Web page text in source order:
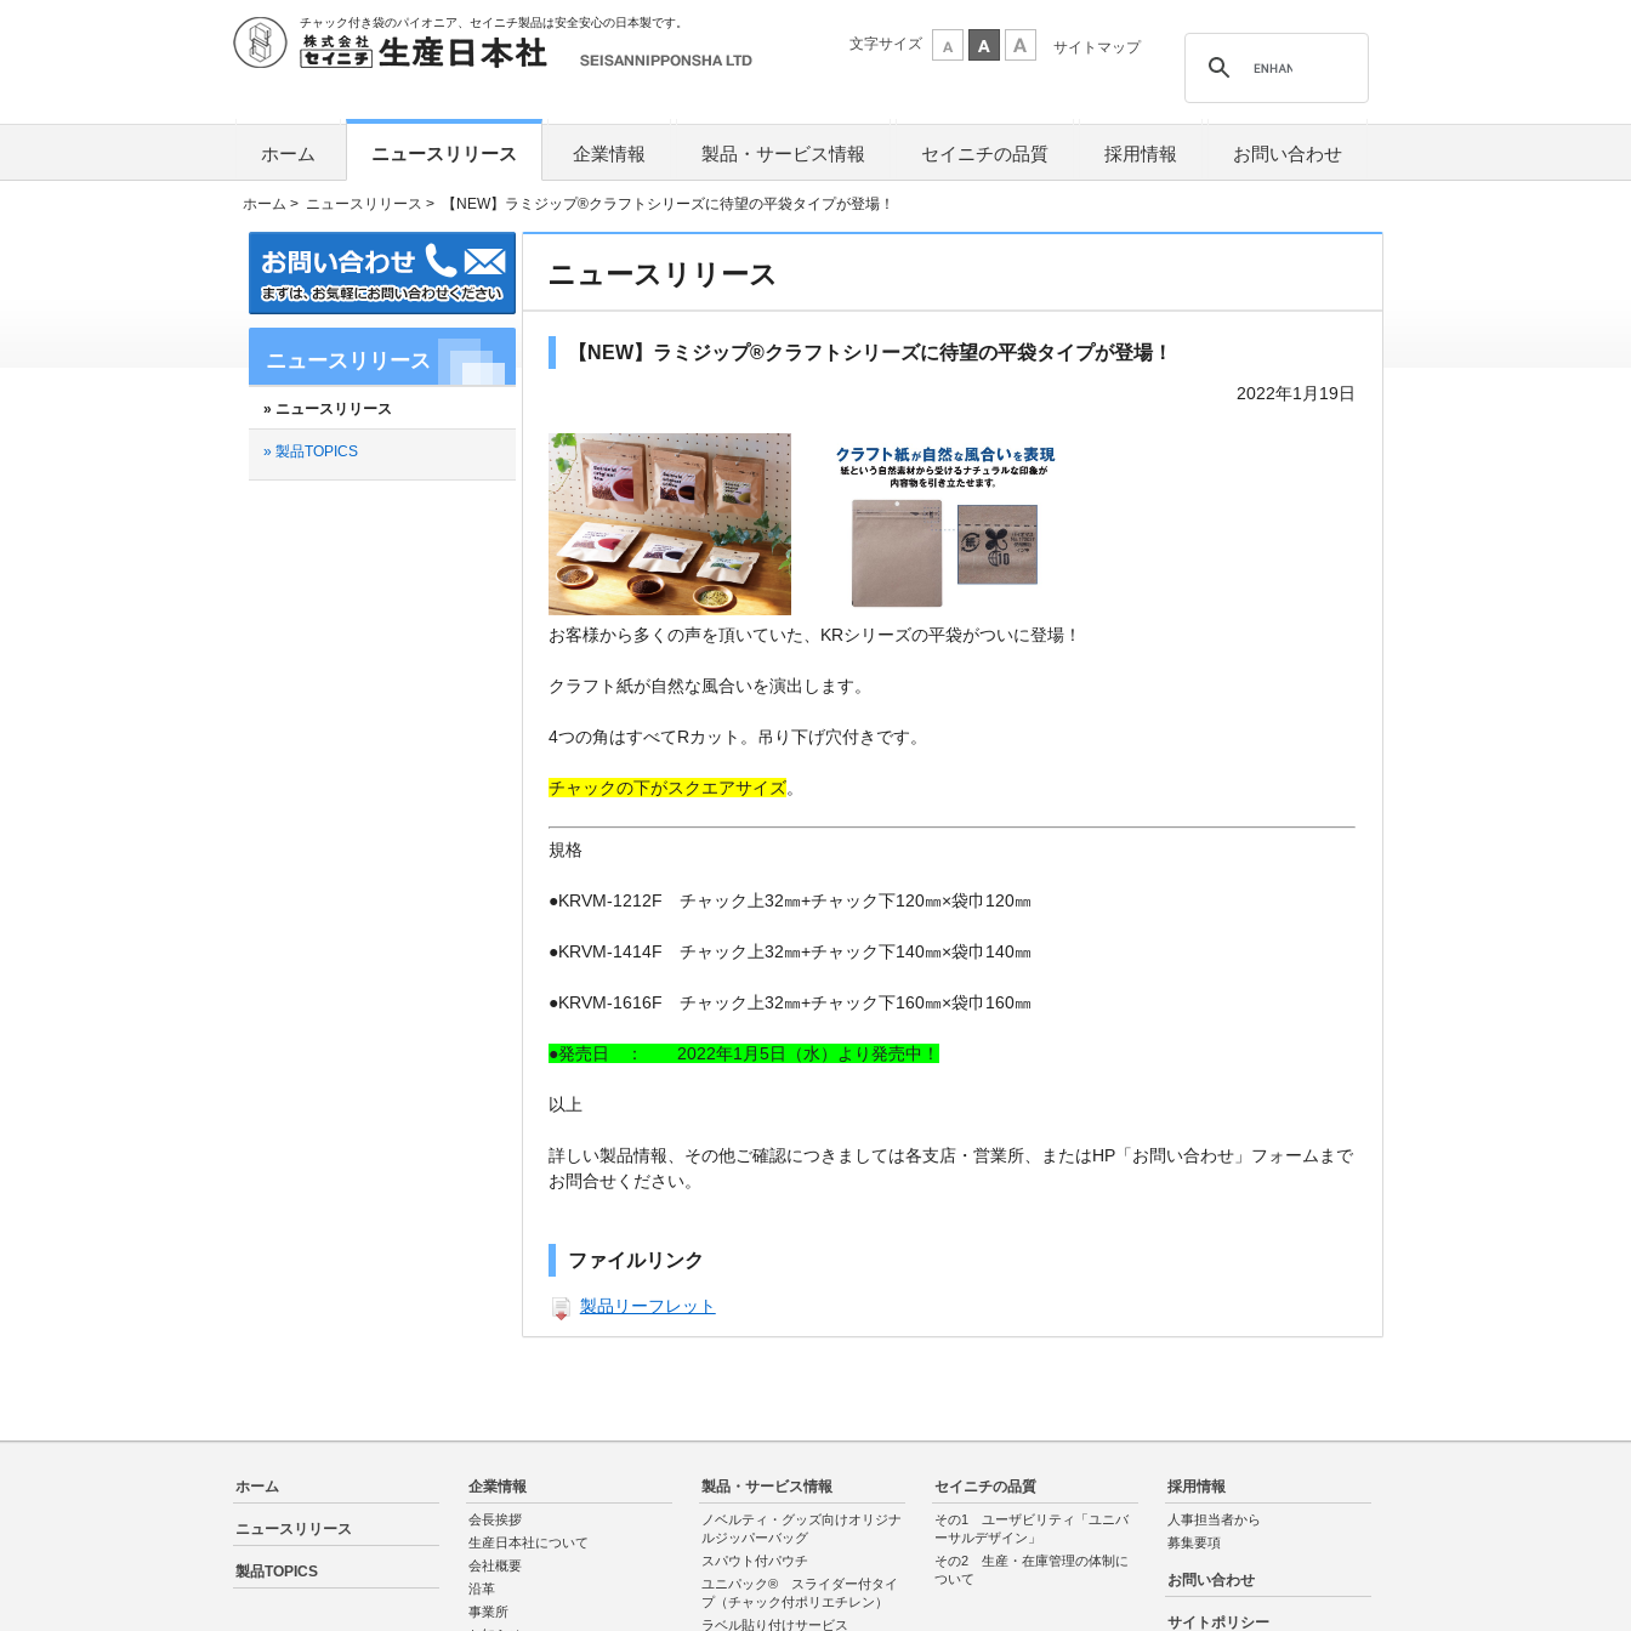
チャック付き袋のパイオニア、セイニチ製品は安全安心の日本製です。
文字サイズ サイトマップ
ホーム ニュースリリース 企業情報 製品・サービス情報 セイニチの品質 採用情報 お問い合わせ
ホーム > ニュースリリース > 【NEW】ラミジップ®クラフトシリーズに待望の平袋タイプが登場！
ニュースリリース
» ニュースリリース
» 製品TOPICS
ニュースリリース
【NEW】ラミジップ®クラフトシリーズに待望の平袋タイプが登場！
2022年1月19日
お客様から多くの声を頂いていた、KRシリーズの平袋がついに登場！
クラフト紙が自然な風合いを演出します。
4つの角はすべてRカット。吊り下げ穴付きです。
チャックの下がスクエアサイズ。
規格
●KRVM-1212F チャック上32㎜+チャック下120㎜×袋巾120㎜
●KRVM-1414F チャック上32㎜+チャック下140㎜×袋巾140㎜
●KRVM-1616F チャック上32㎜+チャック下160㎜×袋巾160㎜
●発売日 ： 2022年1月5日（水）より発売中！
以上
詳しい製品情報、その他ご確認につきましては各支店・営業所、またはHP「お問い合わせ」フォームまで
お問合せください。
ファイルリンク
製品リーフレット
ホーム
ニュースリリース
製品TOPICS
企業情報
会長挨拶
生産日本社について
会社概要
沿革
事業所
製品・サービス情報
ノベルティ・グッズ向けオリジナ
ルジッパーバッグ
スパウト付パウチ
ユニパック® スライダー付タイ
プ（チャック付ポリエチレン）
ラベル貼り付けサービス
セイニチの品質
その1 ユーザビリティ「ユニバ
ーサルデザイン」
その2 生産・在庫管理の体制に
ついて
採用情報
人事担当者から
募集要項
お問い合わせ
サイトポリシー